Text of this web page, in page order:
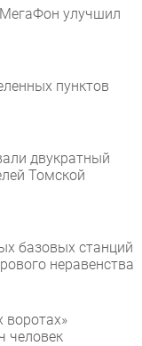
улучшил
пунктов
двукратный
Томской
базовых станций
неравенства
воротах»
человек